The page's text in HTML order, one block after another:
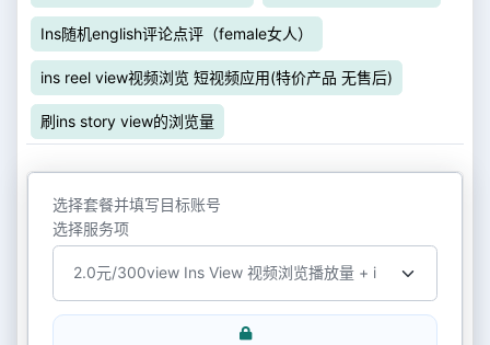
Ins随机english评论点评（female女人）
ins reel view视频浏览 短视频应用(特价产品 无售后)
刷ins story view的浏览量
选择套餐并填写目标账号
选择服务项